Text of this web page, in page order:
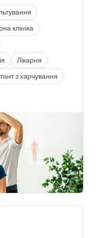
клініка
Лікарня
з харчування